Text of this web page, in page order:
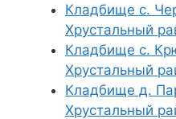
Кладбище с.
Хрустальный
Кладбище с.
Хрустальный
Кладбище д.
Хрустальный